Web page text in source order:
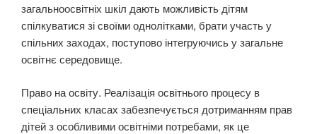
загальноосвітніх шкіл дають можливість дітям
спілкуватися зі своїми однолітками, брати участь у
спільних заходах, поступово інтегруючись у загальне
освітнє середовище.
Право на освіту. Реалізація освітнього процесу в
спеціальних класах забезпечується дотриманням прав
дітей з особливими освітніми потребами, як це